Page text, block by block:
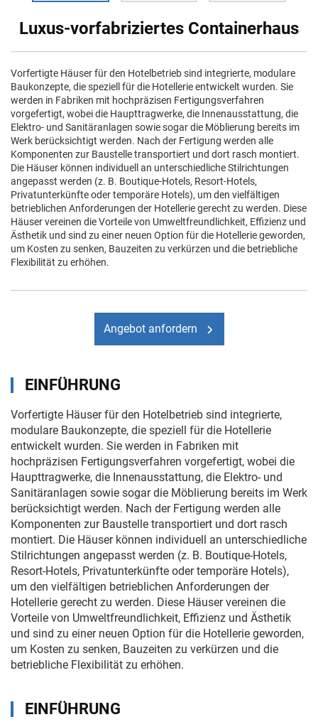
Luxus-vorfabriziertes Containerhaus
Vorfertigte Häuser für den Hotelbetrieb sind integrierte, modulare
Baukonzepte, die speziell für die Hotellerie entwickelt wurden. Sie
werden in Fabriken mit hochpräzisen Fertigungsverfahren
vorgefertigt, wobei die Haupttragwerke, die Innenausstattung, die
Elektro- und Sanitäranlagen sowie sogar die Möblierung bereits im
Werk berücksichtigt werden. Nach der Fertigung werden alle
Komponenten zur Baustelle transportiert und dort rasch montiert.
Die Häuser können individuell an unterschiedliche Stilrichtungen
angepasst werden (z. B. Boutique-Hotels, Resort-Hotels,
Privatunterkünfte oder temporäre Hotels), um den vielfältigen
betrieblichen Anforderungen der Hotellerie gerecht zu werden. Diese
Häuser vereinen die Vorteile von Umweltfreundlichkeit, Effizienz und
Ästhetik und sind zu einer neuen Option für die Hotellerie geworden,
um Kosten zu senken, Bauzeiten zu verkürzen und die betriebliche
Flexibilität zu erhöhen.
Angebot anfordern
EINFÜHRUNG
Vorfertigte Häuser für den Hotelbetrieb sind integrierte,
modulare Baukonzepte, die speziell für die Hotellerie
entwickelt wurden. Sie werden in Fabriken mit
hochpräzisen Fertigungsverfahren vorgefertigt, wobei die
Haupttragwerke, die Innenausstattung, die Elektro- und
Sanitäranlagen sowie sogar die Möblierung bereits im Werk
berücksichtigt werden. Nach der Fertigung werden alle
Komponenten zur Baustelle transportiert und dort rasch
montiert. Die Häuser können individuell an unterschiedliche
Stilrichtungen angepasst werden (z. B. Boutique-Hotels,
Resort-Hotels, Privatunterkünfte oder temporäre Hotels),
um den vielfältigen betrieblichen Anforderungen der
Hotellerie gerecht zu werden. Diese Häuser vereinen die
Vorteile von Umweltfreundlichkeit, Effizienz und Ästhetik
und sind zu einer neuen Option für die Hotellerie geworden,
um Kosten zu senken, Bauzeiten zu verkürzen und die
betriebliche Flexibilität zu erhöhen.
EINFÜHRUNG